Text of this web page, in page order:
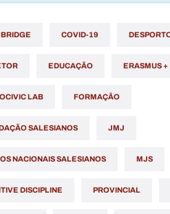
COVID-19
EDUCAÇÃO ERASMUS +
LAB FORMAÇÃO
SALESIANOS JMJ
NACIONAIS SALESIANOS MJS
DISCIPLINE PROVINCIAL